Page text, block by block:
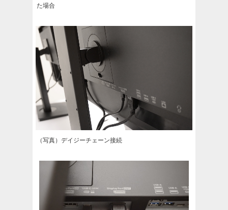
た場合
（写真）デイジーチェーン接続